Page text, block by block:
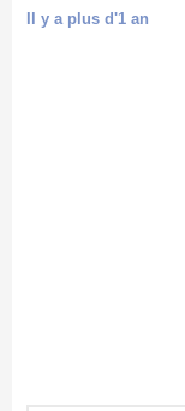
Il y a plus d'1 an